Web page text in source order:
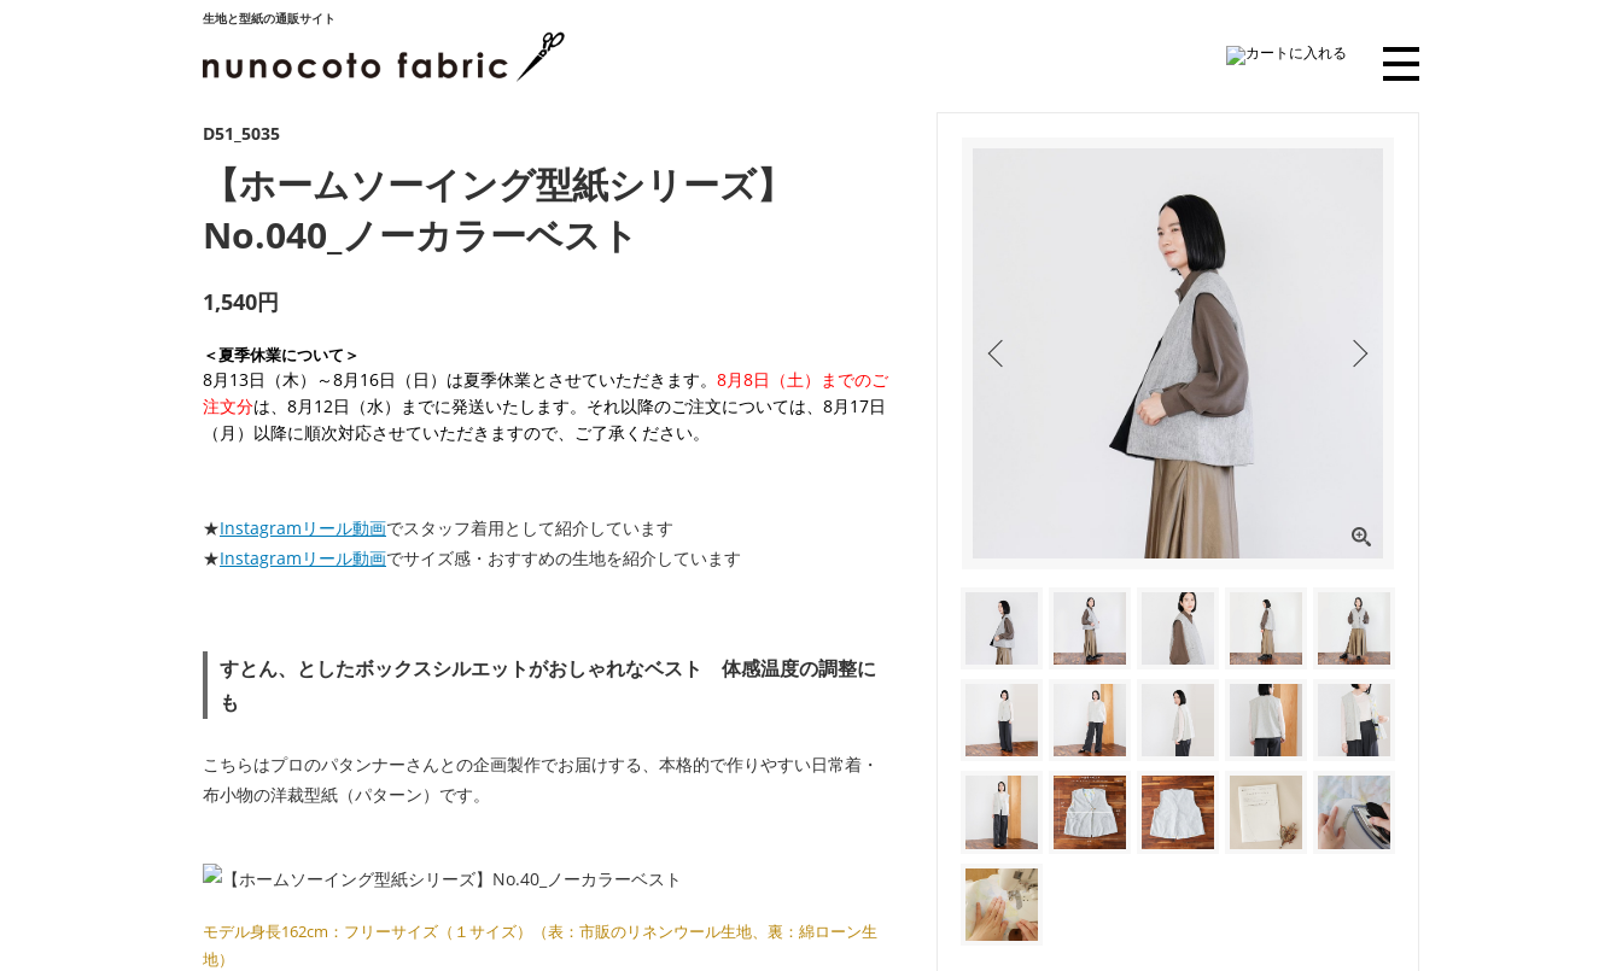
生地と型紙の通販サイト
D51_5035
【ホームソーイング型紙シリーズ】
No.040_ノーカラーベスト
1,540円
＜夏季休業について＞
8月13日（木）～8月16日（日）は夏季休業とさせていただきます。 8月8日（土）までのご
注文分は、8月12日（水）までに発送いたします。それ以降のご注文については、8月17日
（月）以降に順次対応させていただきますので、ご了承ください。
★Instagramリール動画でスタッフ着用として紹介しています
★Instagramリール動画でサイズ感・おすすめの生地を紹介しています
すとん、としたボックスシルエットがおしゃれなベスト 体感温度の調整に
も
こちらはプロのパタンナーさんとの企画製作でお届けする、本格的で作りやすい日常着・
布小物の洋裁型紙（パターン）です。
モデル身長162cm：フリーサイズ（１サイズ）（表：市販のリネンウール生地、裏：綿ローン生
地）